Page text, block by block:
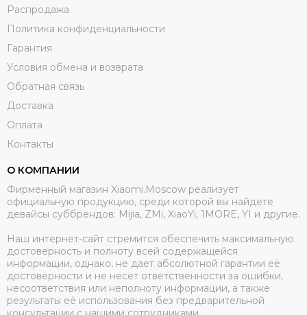
Распродажа
Политика конфиденциальности
Гарантия
Условия обмена и возврата
Обратная связь
Доставка
Оплата
Контакты
О КОМПАНИИ
Фирменный магазин Xiaomi.Moscow реализует
официальную продукцию, среди которой вы найдете
девайсы суббрендов: Mijia, ZMi, XiaoYi, 1MORE, YI и другие.
Наш интернет-сайт стремится обеспечить максимальную
достоверность и полноту всей содержащейся
информации, однако, не дает абсолютной гарантии её
достоверности и не несет ответственности за ошибки,
несоответствия или неполноту информации, а также
результаты её использования без предварительной